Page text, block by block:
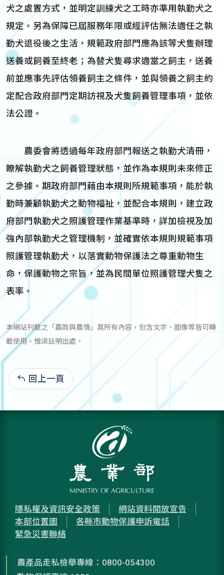
犬之處置方式，並明定訓練犬之工時亦準用執勤犬之
規定。另為保障已屆服務年限或經評估無法適任之執
勤犬退役後之生活，規範政府部門應為該等犬隻辦理
送養或飼養至終老；為替犬隻尋求適當之飼主，送養
前並應事先評估領養飼主之條件，並與領養之飼主約
定配合政府部門定期訪視及犬隻飼養管理事項，並依
法公證。
農委會將透過每年政府部門報送之執勤犬清冊，
瞭解執勤犬之飼養管理狀態，並作為本規則未來修正
之參據。期政府部門藉由本規則所規範事項，能於執
勤時兼顧執勤犬之動物福祉，並配合本規則，建立政
府部門執勤犬之照護管理作業基準時，詳加檢視及加
強內部執勤犬之管理機制，並確實依本規則規範事項
照護管理執勤犬，以落實動物保護法之尊重動物生
命，保護動物之宗旨，並為民間單位照護管理犬隻之
表率。
本網站刊載之「農政與農情」其所有內容，包含文字、圖像等皆可轉
載使用，惟須註明出處。
回上一頁 104-11-18:10,462
隱私權及資訊安全政策
網站資料開放宣告
本部位置圖
各縣市動物保護申訴電話
緊急災害聯絡
農產品走私檢舉專線：0800-054300